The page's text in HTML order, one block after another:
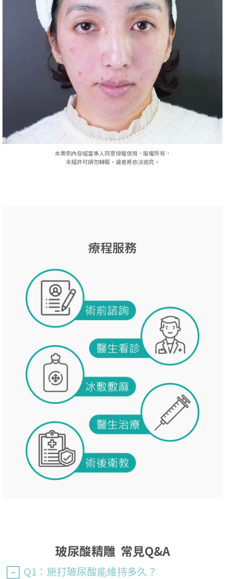
本案例內容經當事人同意授權使用，版權所有，
未經許可請勿轉載，違者將依法追究。
療程服務
玻尿酸精雕 常見Q&A
Q1：施打玻尿酸能維持多久？